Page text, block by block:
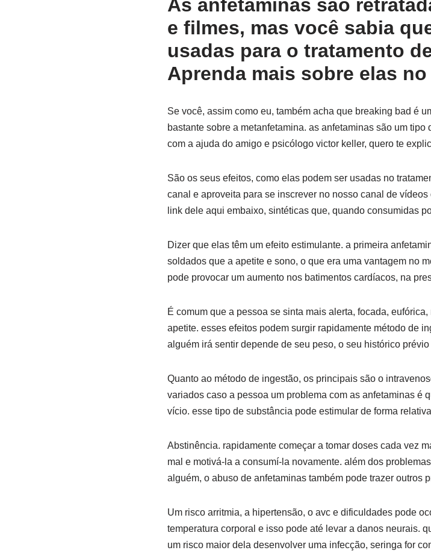
As anfetaminas são
e filmes, mas você sabia
usadas para o tratamento
Aprenda mais sobre elas
Se você, assim como eu, também acha que breaking bad é
bastante sobre a metanfetamina. as anfetaminas são um
com a ajuda do amigo e psicólogo victor keller, quero te
São os seus efeitos, como elas podem ser usadas no
canal e aproveita para se inscrever no nosso canal de
link dele aqui embaixo, sintéticas que, quando consumidas
Dizer que elas têm um efeito estimulante. a primeira
soldados que a apetite e sono, o que era uma vantagem no
pode provocar um aumento nos batimentos cardíacos, na
É comum que a pessoa se sinta mais alerta, focada,
apetite. esses efeitos podem surgir rapidamente método de
alguém irá sentir depende de seu peso, o seu histórico
Quanto ao método de ingestão, os principais são o
variados caso a pessoa um problema com as anfetaminas é
vício. esse tipo de substância pode estimular de forma
Abstinência. rapidamente começar a tomar doses cada vez
mal e motivá-la a consumí-la novamente. além dos
alguém, o abuso de anfetaminas também pode trazer outros
Um risco arritmia, a hipertensão, o avc e dificuldades pode
temperatura corporal e isso pode até levar a danos neurais.
um risco maior dela desenvolver uma infecção, seringa for